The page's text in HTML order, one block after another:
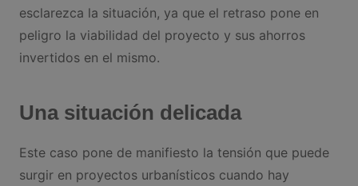
esclarezca la situación, ya que el retraso pone en
peligro la viabilidad del proyecto y sus ahorros
invertidos en el mismo.
Una situación delicada
Este caso pone de manifiesto la tensión que puede
surgir en proyectos urbanísticos cuando hay